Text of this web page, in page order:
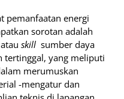
pemanfaatan energi
sorotan adalah
skill sumber daya
tertinggal, yang meliputi
merumuskan
-mengatur dan